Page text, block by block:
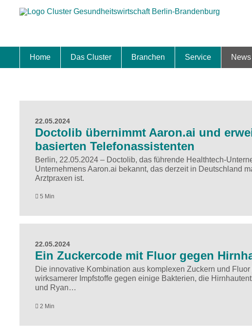
Home Das Cluster Branchen Service News
22.05.2024
Doctolib übernimmt Aaron.ai und
basierten Telefonassistenten
Berlin, 22.05.2024 – Doctolib, das führende Healthtech-
Unternehmens Aaron.ai bekannt, das derzeit in Deutschland
Arztpraxen ist.
5 Min
22.05.2024
Ein Zuckercode mit Fluor gegen
Die innovative Kombination aus komplexen Zuckern und
wirksamerer Impfstoffe gegen einige Bakterien, die
und Ryan…
2 Min